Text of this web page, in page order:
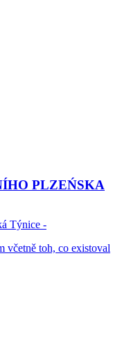
PLZEŃSKA
Týnice -
včetně toh, co existoval